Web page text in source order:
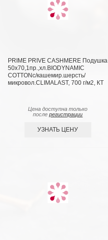
PRIME PRIVE CASHMERE Подушка
50х70,1пр.,хл.BIODYNAMIC
COTTONc/кашемир.шерсть/
микровол.CLIMALAST, 700 г/м2, КТ
Цена доступна только
послерегистрации
УЗНАТЬ ЦЕНУ